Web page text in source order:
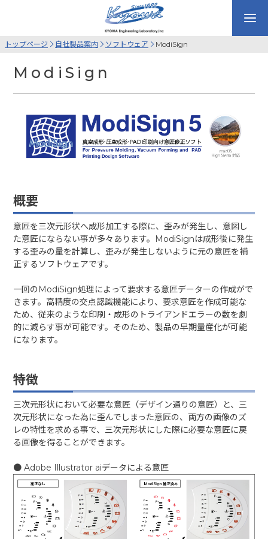
トップページ 自社製品案内 ソフトウェア ModiSign
ModiSign
概要
意匠を三次元形状へ成形加工する際に、歪みが発生し、意図し
た意匠にならない事が多々あります。ModiSignは成形後に発生
する歪みの量を計算し、歪みが発生しないように元の意匠を補
正するソフトウェアです。
一回のModiSign処理によって要求する意匠データーの作成がで
きます。高精度の交点認識機能により、要求意匠を作成可能な
ため、従来のような印刷・成形のトライアンドエラーの数を劇
的に減らす事が可能です。そのため、製品の早期量産化が可能
になります。
特徴
三次元形状において必要な意匠（デザイン通りの意匠）と、三
次元形状になった為に歪んでしまった意匠の、両方の画像のズ
レの特性を求める事で、 三次元形状にした際に必要な意匠に戻
る画像を得ることができます。
● Adobe Illustrator aiデータによる意匠